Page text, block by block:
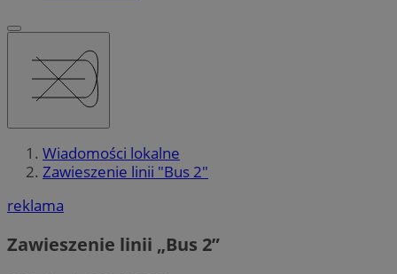
Wiadomości lokalne
Zawieszenie linii "Bus 2"
reklama
Zawieszenie linii „Bus 2”